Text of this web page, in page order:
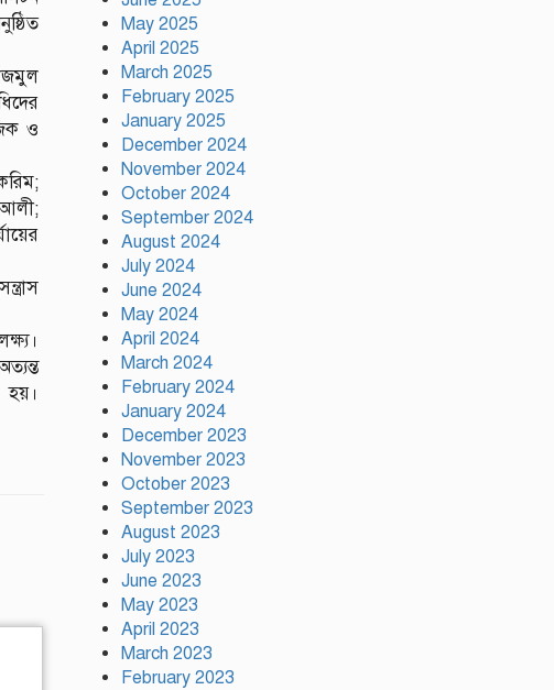
ও
হয়।
May 2025
April 2025
March 2025
February 2025
January 2025
December 2024
November 2024
October 2024
September 2024
August 2024
July 2024
June 2024
May 2024
April 2024
March 2024
February 2024
January 2024
December 2023
November 2023
October 2023
September 2023
August 2023
July 2023
June 2023
May 2023
April 2023
March 2023
February 2023